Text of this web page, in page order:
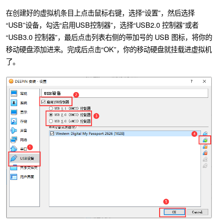
在创建好的虚拟机条目上点击鼠标右键，选择“设置”，然后选择
“USB”设备，勾选“启用USB控制器”，选择“USB2.0 控制器”或者
“USB3.0 控制器”，最后点击列表右侧的带加号的 USB 图标，将你的
移动硬盘添加进来。完成后点击“OK”，你的移动硬盘就挂载进虚拟机
了。